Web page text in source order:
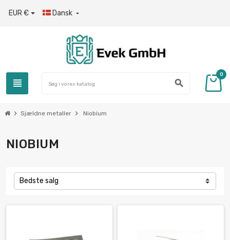
EUR € Dansk 
view_headline search
0
chevron_right Sjældne metaller chevron_right Niobium
NIOBIUM
Bedste salg